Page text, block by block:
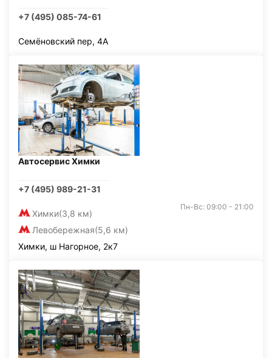
+7 (495) 085-74-61
Семёновский пер, 4А
Автосервис Химки
+7 (495) 989-21-31
Химки(3,8 км)
Левобережная(5,6 км)
Пн-Вс: 09:00 - 21:00
Химки, ш Нагорное, 2к7